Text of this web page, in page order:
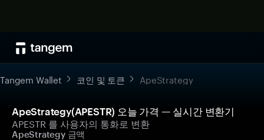
Tangem Wallet 코인 및 토큰 ApeStrategy
ApeStrategy(APESTR) 오늘 가격 — 실시간 변환기
APESTR 를 사용자의 통화로 변환
ApeStrategy 금액